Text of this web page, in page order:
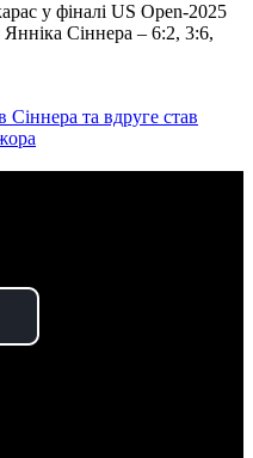
у фіналі US Open-2025
Янніка Сіннера – 6:2, 3:6,
та вдруге став